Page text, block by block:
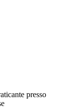
presso